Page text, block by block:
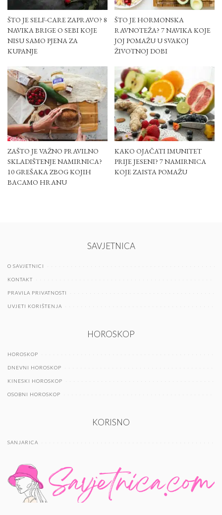
ŠTO JE SELF-CARE ZAPRAVO? 8
NAVIKA BRIGE O SEBI KOJE
NISU SAMO PJENA ZA
KUPANJE
ŠTO JE HORMONSKA
RAVNOTEŽA? 7 NAVIKA KOJE
JOJ POMAŽU U SVAKOJ
ŽIVOTNOJ DOBI
ZAŠTO JE VAŽNO PRAVILNO
SKLADIŠTENJE NAMIRNICA?
10 GREŠAKA ZBOG KOJIH
BACAMO HRANU
KAKO OJAČATI IMUNITET
PRIJE JESENI? 7 NAMIRNICA
KOJE ZAISTA POMAŽU
SAVJETNICA
O SAVJETNICI
KONTAKT
PRAVILA PRIVATNOSTI
UVJETI KORIŠTENJA
HOROSKOP
HOROSKOP
DNEVNI HOROSKOP
KINESKI HOROSKOP
OSOBNI HOROSKOP
KORISNO
SANJARICA